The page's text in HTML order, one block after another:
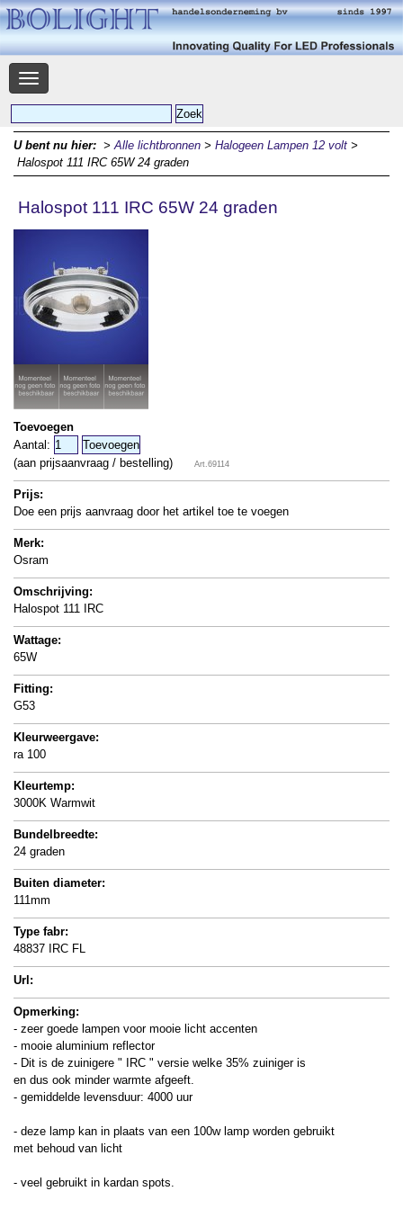
Navigatie
U bent nu hier: >Alle lichtbronnen > Halogeen Lampen 12 volt >
Halospot 111 IRC 65W 24 graden
Halospot 111 IRC 65W 24 graden
Toevoegen
Aantal:
(aan prijsaanvraag / bestelling)
Art.69114
Prijs:
Doe een prijs aanvraag door het artikel toe te voegen
Merk:
Osram
Omschrijving:
Halospot 111 IRC
Wattage:
65W
Fitting:
G53
Kleurweergave:
ra 100
Kleurtemp:
3000K Warmwit
Bundelbreedte:
24 graden
Buiten diameter:
111mm
Type fabr:
48837 IRC FL
Url:
Opmerking:
- zeer goede lampen voor mooie licht accenten
- mooie aluminium reflector
- Dit is de zuinigere " IRC " versie welke 35% zuiniger is
en dus ook minder warmte afgeeft.
- gemiddelde levensduur: 4000 uur
- deze lamp kan in plaats van een 100w lamp worden gebruikt
met behoud van licht
- veel gebruikt in kardan spots.